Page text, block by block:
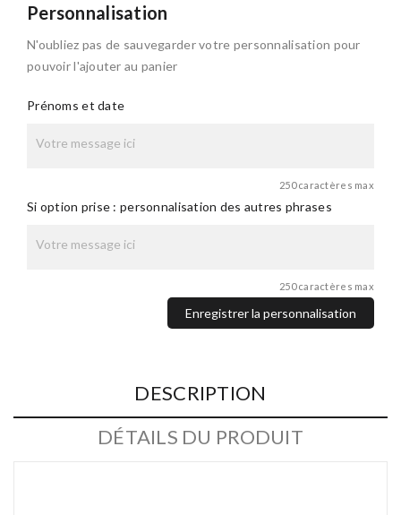
Personnalisation
N'oubliez pas de sauvegarder votre personnalisation pour
pouvoir l'ajouter au panier
Prénoms et date
250 caractères max
Si option prise : personnalisation des autres phrases
250 caractères max
Enregistrer la personnalisation
DESCRIPTION
DÉTAILS DU PRODUIT